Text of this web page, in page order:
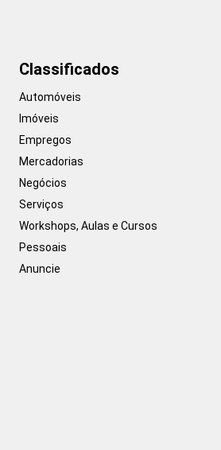
Classificados
Automóveis
Imóveis
Empregos
Mercadorias
Negócios
Serviços
Workshops, Aulas e Cursos
Pessoais
Anuncie